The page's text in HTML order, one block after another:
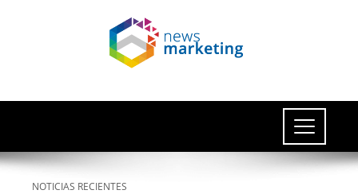
NOTICIAS RECIENTES